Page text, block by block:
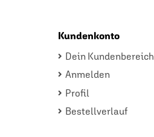
Kundenkonto
Dein Kundenbereich
Anmelden
Profil
Bestellverlauf